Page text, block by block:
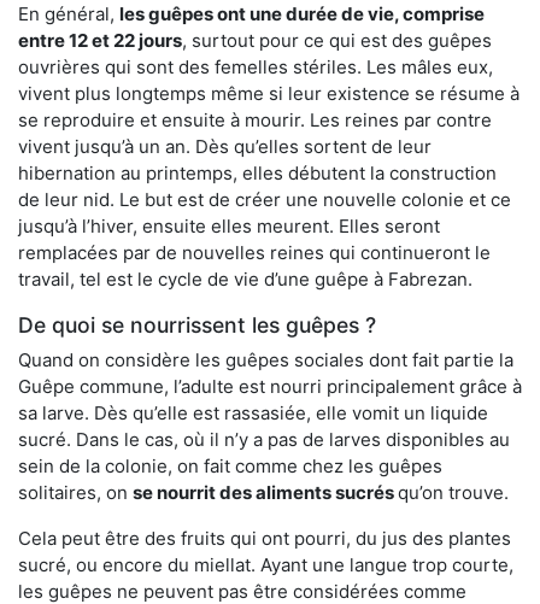
En général, les guêpes ont une durée de vie, comprise
entre 12 et 22 jours, surtout pour ce qui est des guêpes
ouvrières qui sont des femelles stériles. Les mâles eux,
vivent plus longtemps même si leur existence se résume à
se reproduire et ensuite à mourir. Les reines par contre
vivent jusqu’à un an. Dès qu’elles sortent de leur
hibernation au printemps, elles débutent la construction
de leur nid. Le but est de créer une nouvelle colonie et ce
jusqu’à l’hiver, ensuite elles meurent. Elles seront
remplacées par de nouvelles reines qui continueront le
travail, tel est le cycle de vie d’une guêpe à Fabrezan.
De quoi se nourrissent les guêpes ?
Quand on considère les guêpes sociales dont fait partie la
Guêpe commune, l’adulte est nourri principalement grâce à
sa larve. Dès qu’elle est rassasiée, elle vomit un liquide
sucré. Dans le cas, où il n’y a pas de larves disponibles au
sein de la colonie, on fait comme chez les guêpes
solitaires, on se nourrit des aliments sucrésqu’on trouve.
Cela peut être des fruits qui ont pourri, du jus des plantes
sucré, ou encore du miellat. Ayant une langue trop courte,
les guêpes ne peuvent pas être considérées comme